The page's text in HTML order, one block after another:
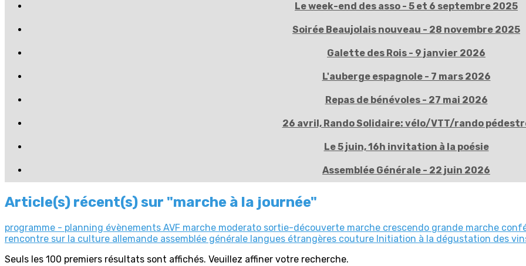
Le week-end des asso - 5 et 6 septembre 2025
Soirée Beaujolais nouveau - 28 novembre 2025
Galette des Rois - 9 janvier 2026
L'auberge espagnole - 7 mars 2026
Repas de bénévoles - 27 mai 2026
26 avril, Rando Solidaire: vélo/VTT/rando
Le 5 juin, 16h invitation à la poésie
Assemblée Générale - 22 juin 2026
Article(s) récent(s) sur "marche à la journée"
programme - planning évènements AVF marche moderato sortie-découverte marche crescendo grande marche
rencontre sur la culture allemande assemblée générale langues étrangères couture Initiation à la dégustation des
Seuls les 100 premiers résultats sont affichés. Veuillez affiner votre recherche.